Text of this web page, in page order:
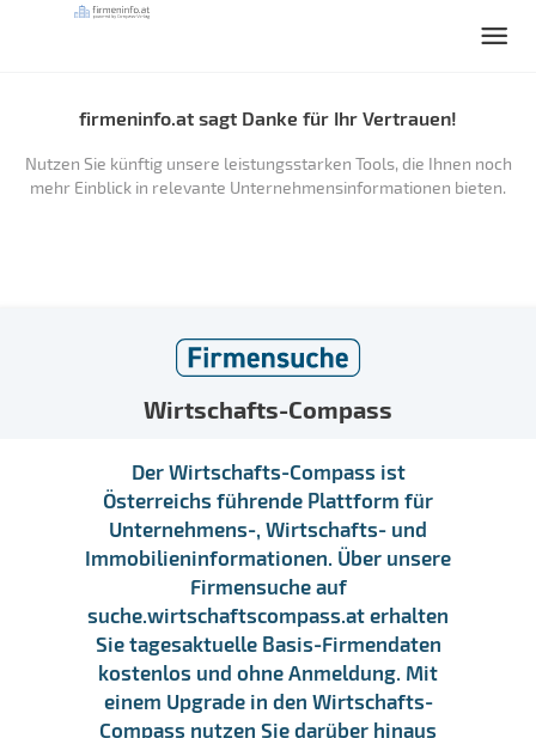
firmeninfo.at sagt Danke für Ihr Vertrauen!
Nutzen Sie künftig unsere leistungsstarken Tools, die Ihnen noch
mehr Einblick in relevante Unternehmensinformationen bieten.
Wirtschafts-Compass
Der Wirtschafts-Compass ist
Österreichs führende Plattform für
Unternehmens-, Wirtschafts- und
Immobilieninformationen. Über unsere
Firmensuche auf
suche.wirtschaftscompass.at erhalten
Sie tagesaktuelle Basis-Firmendaten
kostenlos und ohne Anmeldung. Mit
einem Upgrade in den Wirtschafts-
Compass nutzen Sie darüber hinaus